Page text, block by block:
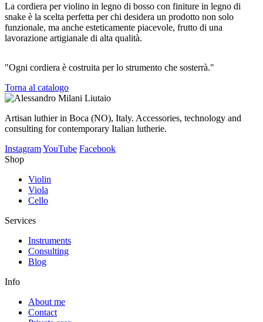
La cordiera per violino in legno di bosso con finiture in legno di
snake è la scelta perfetta per chi desidera un prodotto non solo
funzionale, ma anche esteticamente piacevole, frutto di una
lavorazione artigianale di alta qualità.
"Ogni cordiera è costruita per lo strumento che sosterrà."
Torna al catalogo
Artisan luthier in Boca (NO), Italy. Accessories, technology and
consulting for contemporary Italian lutherie.
InstagramYouTube Facebook
Shop
Violin
Viola
Cello
Services
Instruments
Consulting
Blog
Info
About me
Contact